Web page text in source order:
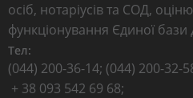
осіб, нотаріусів та СОД,
функціонування Єдиної бази
Тел:
(044) 200-36-14; (044) 200-32-
+ 38 093 542 69 68;